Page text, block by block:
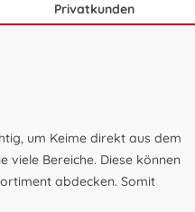
Privatkunden
um Keime direkt aus dem
viele Bereiche. Diese können
abdecken. Somit